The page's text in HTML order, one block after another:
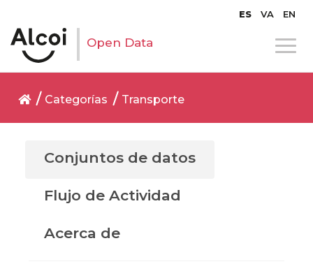
ES VA EN
Open Data
Categorías Transporte
Conjuntos de datos
Flujo de Actividad
Acerca de